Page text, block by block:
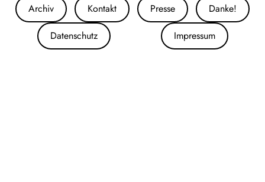
Archiv Kontakt Presse
Danke!
Datenschutz
Impressum